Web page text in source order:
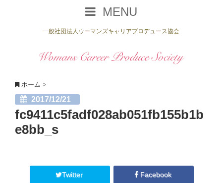
MENU
一般社団法人ウーマンズキャリアプロデュース協会
ホーム >
2017/12/21
fc9411c5fadf028ab051fb155b1b
e8bb_s
Twitter Facebook